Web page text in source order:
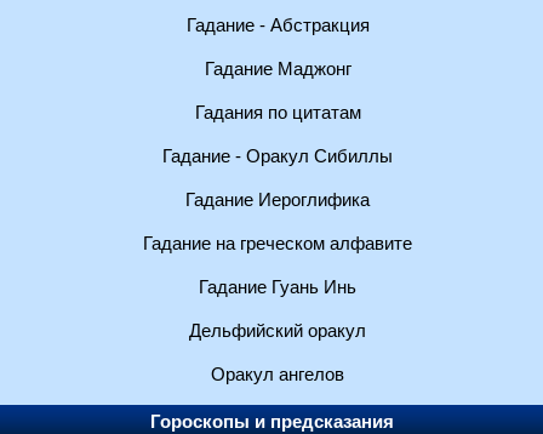
Гадание - Абстракция
Гадание Маджонг
Гадания по цитатам
Гадание - Оракул Сибиллы
Гадание Иероглифика
Гадание на греческом алфавите
Гадание Гуань Инь
Дельфийский оракул
Оракул ангелов
Гороскопы и предсказания